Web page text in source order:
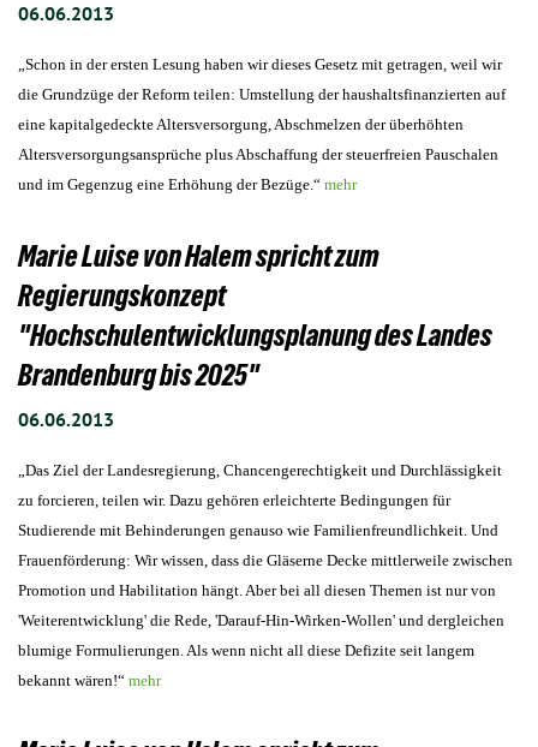
06.06.2013
„Schon in der ersten Lesung haben wir dieses Gesetz mit getragen, weil wir
die Grundzüge der Reform teilen: Umstellung der haushaltsfinanzierten auf
eine kapitalgedeckte Altersversorgung, Abschmelzen der überhöhten
Altersversorgungsansprüche plus Abschaffung der steuerfreien Pauschalen
und im Gegenzug eine Erhöhung der Bezüge.“ mehr
Marie Luise von Halem spricht zum
Regierungskonzept
"Hochschulentwicklungsplanung des Landes
Brandenburg bis 2025"
06.06.2013
„Das Ziel der Landesregierung, Chancengerechtigkeit und Durchlässigkeit
zu forcieren, teilen wir. Dazu gehören erleichterte Bedingungen für
Studierende mit Behinderungen genauso wie Familienfreundlichkeit. Und
Frauenförderung: Wir wissen, dass die Gläserne Decke mittlerweile zwischen
Promotion und Habilitation hängt. Aber bei all diesen Themen ist nur von
'Weiterentwicklung' die Rede, 'Darauf-Hin-Wirken-Wollen' und dergleichen
blumige Formulierungen. Als wenn nicht all diese Defizite seit langem
bekannt wären!“ mehr